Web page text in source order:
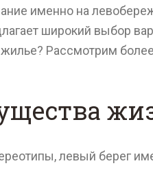
именно на
широкий выбор
жилье? Рассмотрим
левый берег